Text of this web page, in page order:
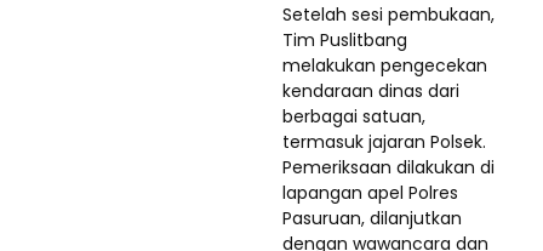
Setelah sesi pembukaan,
Tim Puslitbang
melakukan pengecekan
kendaraan dinas dari
berbagai satuan,
termasuk jajaran Polsek.
Pemeriksaan dilakukan di
lapangan apel Polres
Pasuruan, dilanjutkan
dengan wawancara dan